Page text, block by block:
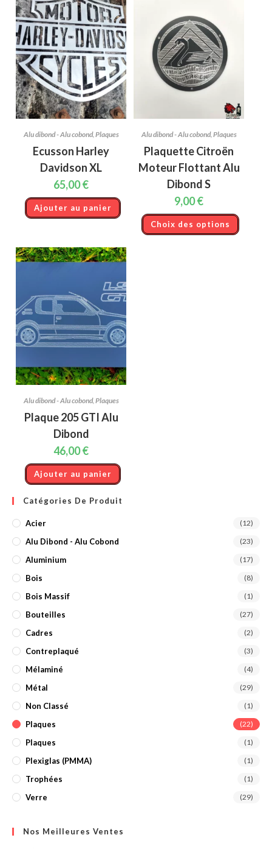
Alu dibond - Alu cobond, Plaques
Ecusson Harley
Davidson XL
65,00€
Ajouter au panier
Alu dibond - Alu cobond, Plaques
Plaquette Citroën
Moteur Flottant Alu
Dibond S
9,00€
Choix des options
Ce
a
Alu dibond - Alu cobond,Plaques
Plaque 205 GTI Alu
Dibond
46,00€
Ajouter au panier
Catégories De Produit
Acier (12)
Alu Dibond - Alu Cobond (23)
Aluminium (17)
Bois (8)
Bois Massif (1)
Bouteilles (27)
Cadres (2)
Contreplaqué (3)
Mélaminé (4)
Métal (29)
Non Classé (1)
Plaques (22)
Plaques (1)
Plexiglas (PMMA) (1)
Trophées (1)
Verre (29)
Nos Meilleures Ventes